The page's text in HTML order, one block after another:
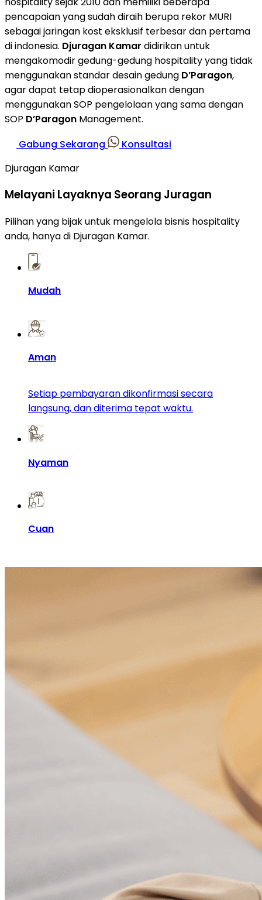
pencapaian yang sudah diraih berupa rekor MURI
sebagai jaringan kost eksklusif terbesar dan pertama
di indonesia. Djuragan Kamar didirikan untuk
mengakomodir gedung-gedung hospitality yang tidak
menggunakan standar desain gedung D’Paragon,
agar dapat tetap dioperasionalkan dengan
menggunakan SOP pengelolaan yang sama dengan
SOP D’Paragon Management.
Gabung Sekarang
Konsultasi
Djuragan Kamar
Melayani Layaknya Seorang Juragan
Pilihan yang bijak untuk mengelola bisnis hospitality
anda, hanya di Djuragan Kamar.
Mudah
Bisa akses aplikasi di mana saja melalui perangkat
seluler atau web.
Aman
langsung, dan diterima tepat waktu.
Nyaman
Dukungan & Bantuan 24/7.